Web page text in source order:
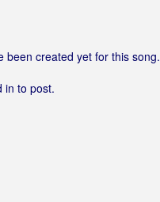
been created yet for this song.
in to post.